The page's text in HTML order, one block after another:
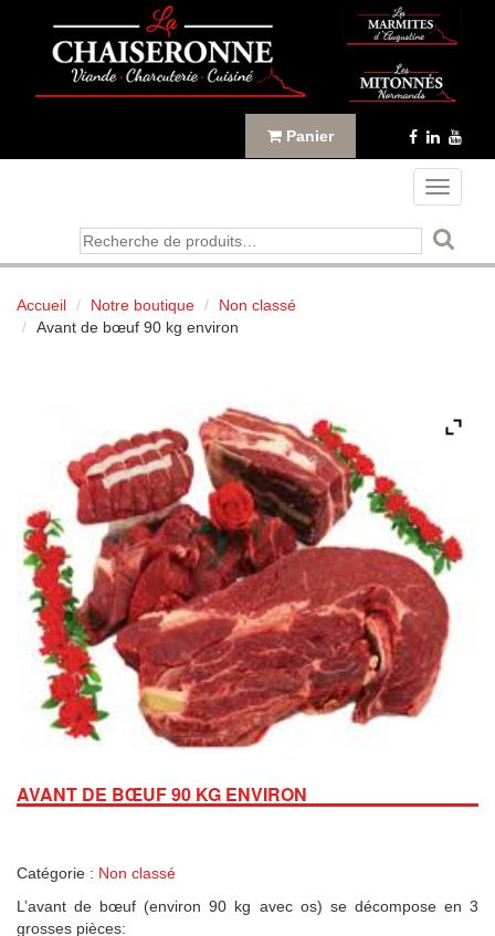
Panier
Toggle
Recherche
pour :
Accueil Notre boutique
Non classé
Avant de bœuf 90 kg environ
AVANT DE BŒUF 90 KG ENVIRON
Catégorie : Non classé
L’avant de bœuf (environ 90 kg avec os) se décompose en 3
grosses pièces:
Panneau de gestion des cookies